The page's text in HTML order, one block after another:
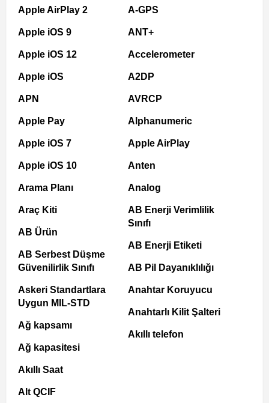
Apple AirPlay 2
Apple iOS 9
Apple iOS 12
Apple iOS
APN
Apple Pay
Apple iOS 7
Apple iOS 10
Arama Planı
Araç Kiti
AB Ürün
AB Serbest Düşme
Güvenilirlik Sınıfı
Askeri Standartlara
Uygun MIL-STD
Ağ kapsamı
Ağ kapasitesi
Akıllı Saat
Alt QCIF
A-GPS
ANT+
Accelerometer
A2DP
AVRCP
Alphanumeric
Apple AirPlay
Anten
Analog
AB Enerji Verimlilik
Sınıfı
AB Enerji Etiketi
AB Pil Dayanıklılığı
Anahtar Koruyucu
Anahtarlı Kilit Şalteri
Akıllı telefon